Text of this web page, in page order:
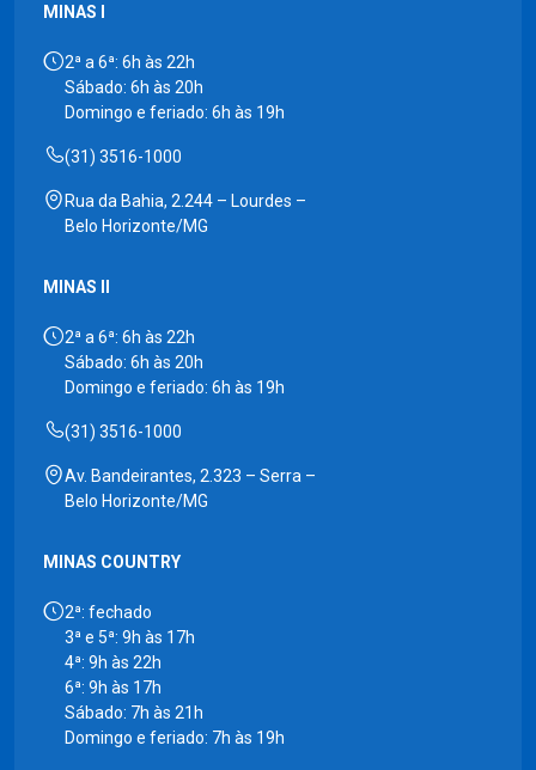
MINAS I
2ª a 6ª: 6h às 22h
Sábado: 6h às 20h
Domingo e feriado: 6h às 19h
(31) 3516-1000
Rua da Bahia, 2.244 – Lourdes –
Belo Horizonte/MG
MINAS II
2ª a 6ª: 6h às 22h
Sábado: 6h às 20h
Domingo e feriado: 6h às 19h
(31) 3516-1000
Av. Bandeirantes, 2.323 – Serra –
Belo Horizonte/MG
MINAS COUNTRY
2ª: fechado
3ª e 5ª: 9h às 17h
4ª: 9h às 22h
6ª: 9h às 17h
Sábado: 7h às 21h
Domingo e feriado: 7h às 19h